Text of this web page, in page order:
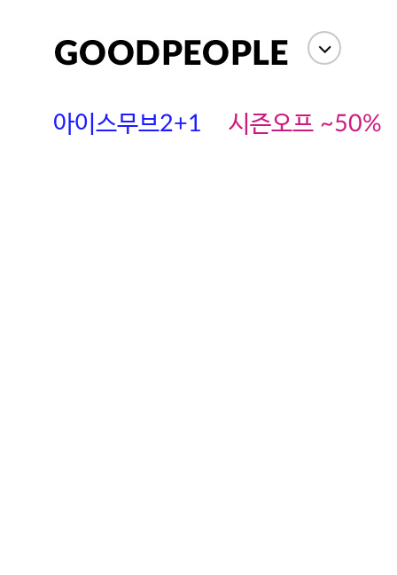
아이스무브2+1 시즌오프 ~50%